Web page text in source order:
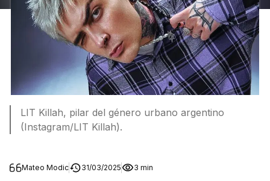
LIT Killah, pilar del género urbano argentino
(Instagram/LIT Killah).
Mateo Modic 31/03/2025 3 min